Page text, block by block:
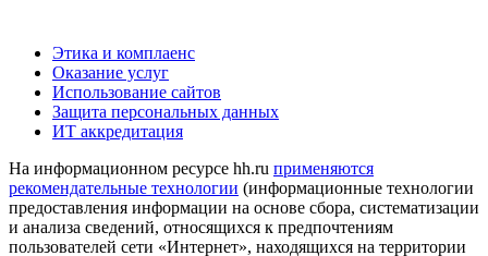
Этика и комплаенс
Оказание услуг
Использование сайтов
Защита персональных данных
ИТ аккредитация
На информационном ресурсе hh.ru применяются
рекомендательные технологии (информационные технологии
предоставления информации на основе сбора, систематизации
и анализа сведений, относящихся к предпочтениям
пользователей сети «Интернет», находящихся на территории